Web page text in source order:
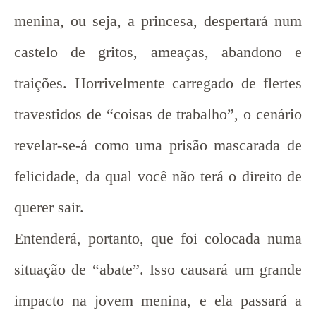
menina, ou seja, a princesa, despertará num
castelo de gritos, ameaças, abandono e
traições. Horrivelmente carregado de flertes
travestidos de “coisas de trabalho”, o cenário
revelar-se-á como uma prisão mascarada de
felicidade, da qual você não terá o direito de
querer sair.
Entenderá, portanto, que foi colocada numa
situação de “abate”. Isso causará um grande
impacto na jovem menina, e ela passará a